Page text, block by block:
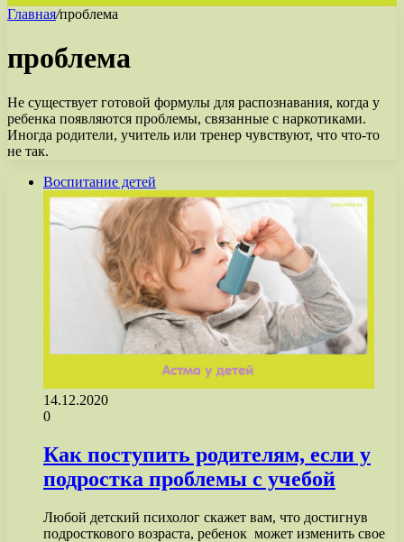
Главная/проблема
проблема
Не существует готовой формулы для распознавания, когда у
ребенка появляются проблемы, связанные с наркотиками.
Иногда родители, учитель или тренер чувствуют, что что-то
не так.
Воспитание детей
14.12.2020
0
Как поступить родителям, если у
подростка проблемы с учебой
Любой детский психолог скажет вам, что достигнув
подросткового возраста, ребенок может изменить свое